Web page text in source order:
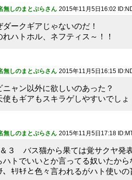
無しのまとぷらさん 2015年11月5日16:02
ダークギアじゃないのだ！
れハトホル、ネフティス～！！
無しのまとぷらさん 2015年11月5日16:15
ニャン以外に欲しいのあった？
使もギアもスキラゲしやすいでしょ
無しのまとぷらさん 2015年11月5日17:18
３ バス猫から果ては覚サクヤ発
ハトでいいとか言ってる奴いたから
、ｷﾘｷﾁと色々言われるがハト使い